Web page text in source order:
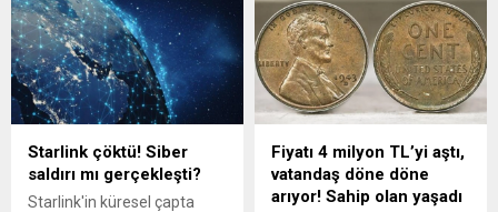
mücadelesini kaybetti.
Ateş'in öldürülmesine ilişkin
22 kişi hakkında hazırlanan
iddianamenin detayları
ortaya çıktı.
Starlink çöktü! Siber
saldırı mı gerçekleşti?
Starlink'in küresel çapta
Fiyatı 4 milyon TL’yi aştı,
vatandaş döne döne
arıyor! Sahip olan yaşadı